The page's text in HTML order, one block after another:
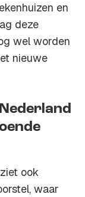
en
deze
wel worden
nieuwe
ook
waar